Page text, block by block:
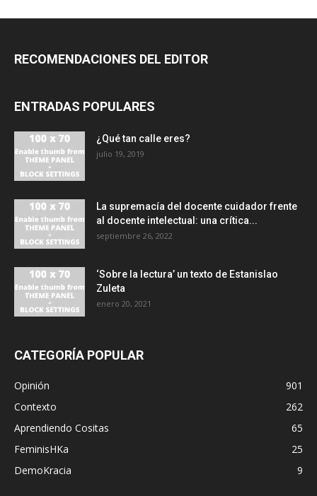
RECOMENDACIONES DEL EDITOR
ENTRADAS POPULARES
¿Qué tan calle eres?
julio 19, 2019
La supremacía del docente cuidador frente
al docente intelectual: una crítica...
septiembre 26, 2022
‘Sobre la lectura’ un texto de Estanislao
Zuleta
enero 20, 2021
CATEGORÍA POPULAR
Opinión
901
Contexto
262
Aprendiendo Cositas
65
FeminisHKa
25
DemoKracia
9